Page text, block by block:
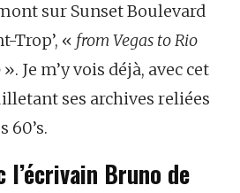
sur Sunset Boulevard
Trop’, « from Vegas to Rio
». Je m’y vois déjà, avec cet
ses archives reliées
60’s.
l’écrivain Bruno de